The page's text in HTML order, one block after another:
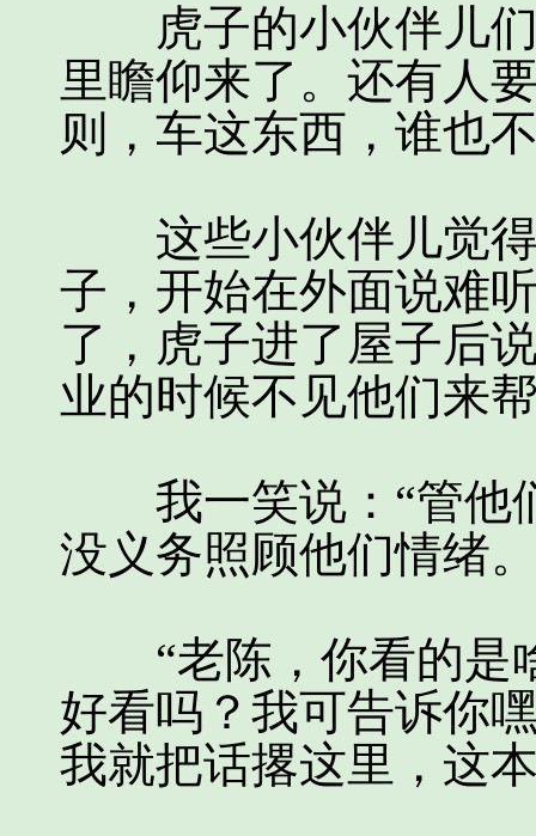
虎子的小伙伴儿们
里瞻仰来了。还有人
则，车这东西，谁也
这些小伙伴儿觉得
子，开始在外面说难
了，虎子进了屋子后
业的时候不见他们来
我一笑说：“管他
没义务照顾他们情绪
“老陈，你看的是
好看吗？我可告诉你
我就把话撂这里，这